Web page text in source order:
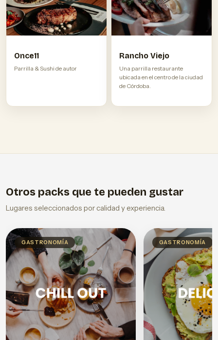
Once11
Parrilla & Sushi de autor
Rancho Viejo
Una parrilla restaurante
ubicada en el centro de la ciudad
de Córdoba.
Otros packs que te pueden gustar
Lugares seleccionados por calidad y experiencia.
GASTRONOMÍA GASTRONOMÍA